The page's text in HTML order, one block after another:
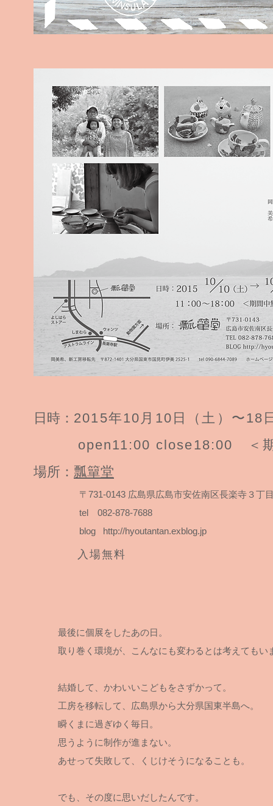
日時： 2015年10月10日（土）〜18
open11:00 close18:00 ＜期
場所： 瓢簞堂
〒731-0143 広島県広島市安佐南区長楽寺３丁目
tel 082-878-7688
blog http://hyoutantan.exblog.jp
入場無料
最後に個展をしたあの日。
取り巻く環境が、こんなにも変わるとは考えてもい
結婚して、かわいいこどもをさずかって。
工房を移転して、広島県から大分県国東半島へ。
瞬くまに過ぎゆく毎日。
思うように制作が進まない。
あせって失敗して、くじけそうになることも。
でも、その度に思いだしたんです。